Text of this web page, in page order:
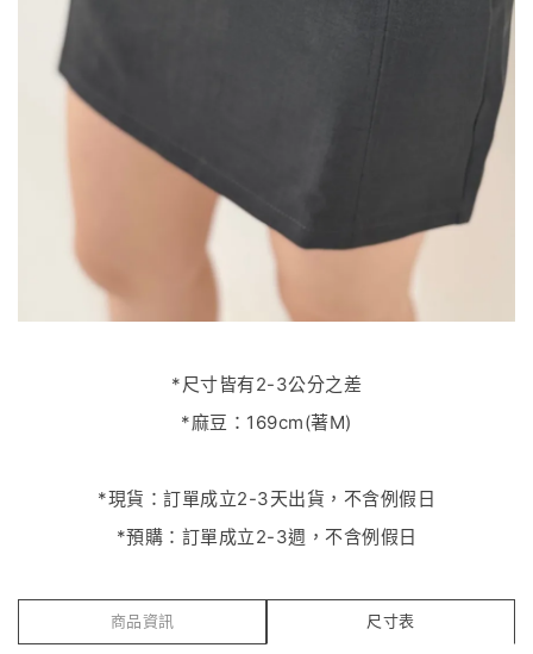
*尺寸皆有2-3公分之差
*麻豆：169cm(著M)
*現貨：訂單成立2-3天出貨，不含例假日
*預購：訂單成立2-3週，不含例假日
商品資訊 尺寸表